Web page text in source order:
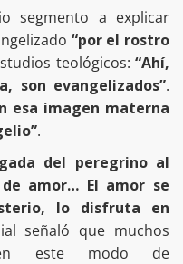
segmento a explicar
“por el rostro
teológicos:“Ahí,
son evangelizados”.
esa imagen materna
.
del peregrino al
amor… El amor se
lo disfruta en
señaló que muchos
este modo de